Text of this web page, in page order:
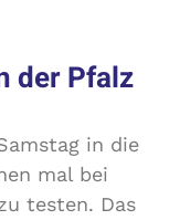
der Pfalz
in die
mal bei
testen. Das